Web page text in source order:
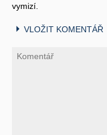
vymizí.
VLOŽIT KOMENTÁŘ